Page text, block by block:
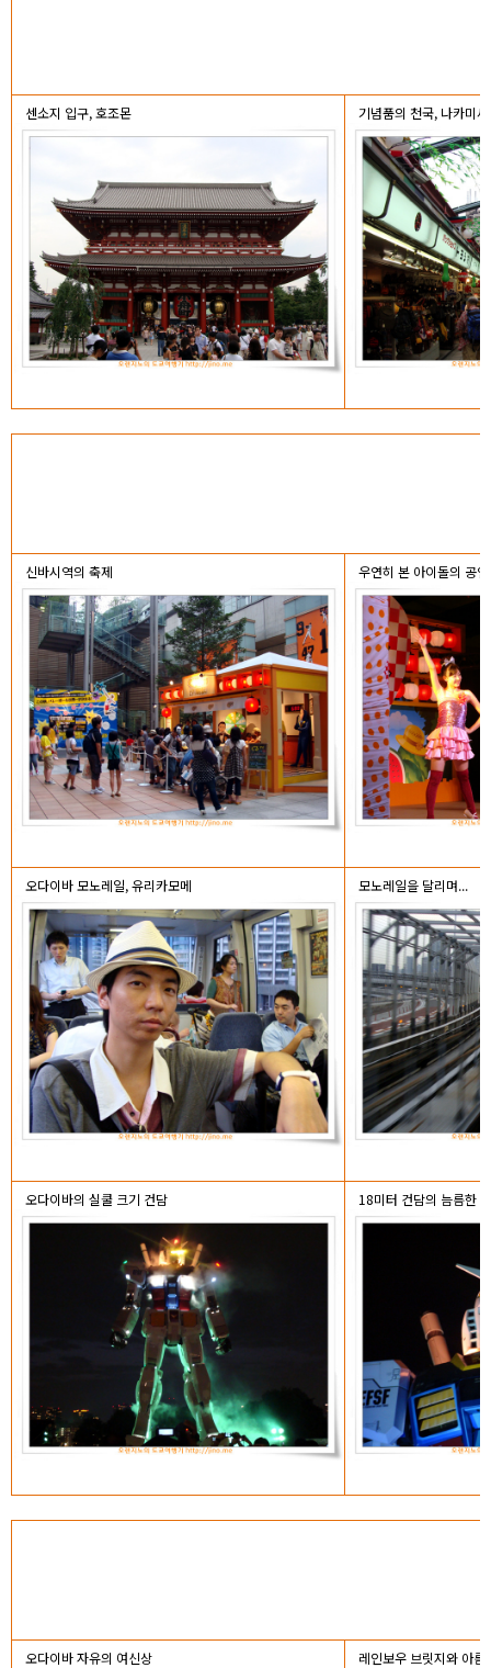
센소지 입구, 호조몬 기념품의 천국, 나카미
신바시역의 축제 우연히 본 아이돌의 공연
오다이바 모노레일, 유리카모메 모노레일을 달리며...
오다이바의 실쿨 크기 건담 18미터 건담의 늠름한
오다이바 자유의 여신상 레인보우 브릿지와 아름